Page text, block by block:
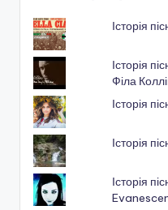
Історія
Історія
Філа
Історія
Історія
Історія